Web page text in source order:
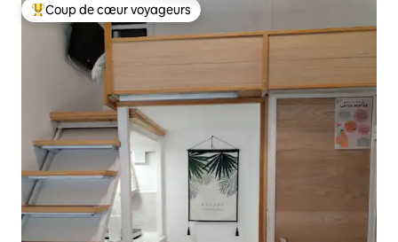
Coups de cœur voyageurs les plus appréciés
Coup de cœur voyageurs